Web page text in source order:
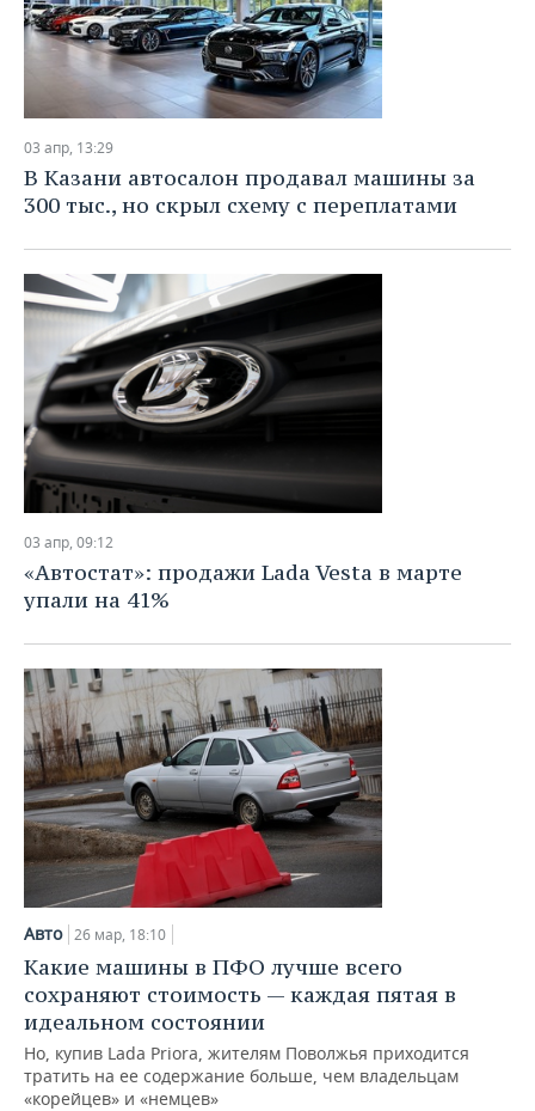
03 апр, 13:29
В Казани автосалон продавал машины за
300 тыс., но скрыл схему с переплатами
03 апр, 09:12
«Автостат»: продажи Lada Vesta в марте
упали на 41%
Авто 26 мар, 18:10
Какие машины в ПФО лучше всего
сохраняют стоимость — каждая пятая в
идеальном состоянии
Но, купив Lada Priora, жителям Поволжья приходится
тратить на ее содержание больше, чем владельцам
«корейцев» и «немцев»